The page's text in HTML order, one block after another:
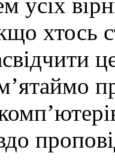
хтось